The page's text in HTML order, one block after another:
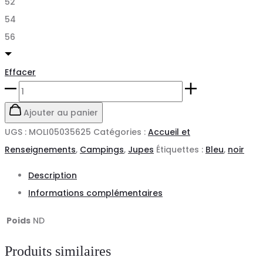
54
56
Effacer
quantité
de
Jupe
YOUN'Z
Ajouter au panier
UGS : MOLI05035625 Catégories : Accueil et
Renseignements, Campings, Jupes Étiquettes : Bleu, noir
Description
Informations complémentaires
Poids ND
Produits similaires